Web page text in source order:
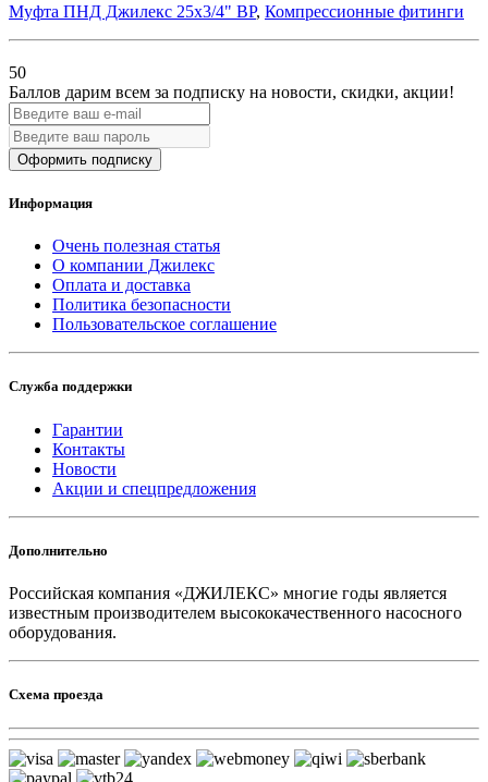
Муфта ПНД Джилекс 25x3/4" ВР, Компрессионные фитинги
50
Баллов дарим всем за подписку на новости, скидки, акции!
Оформить подписку
Информация
Очень полезная статья
О компании Джилекс
Оплата и доставка
Политика безопасности
Пользовательское соглашение
Служба поддержки
Гарантии
Контакты
Новости
Акции и спецпредложения
Дополнительно
Российская компания «ДЖИЛЕКС» многие годы является
известным производителем высококачественного насосного
оборудования.
Схема проезда